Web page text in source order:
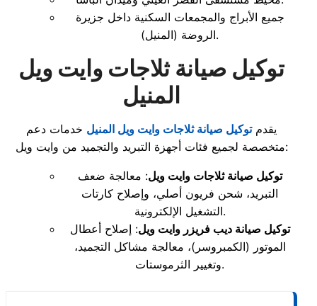
جميع الأبراج والمجمعات السكنية داخل جزيرة
الروضة (المنيل).
توكيل صيانة ثلاجات وايت ويل
المنيل
يقدمتوكيل صيانة ثلاجات وايت ويل المنيل خدمات دعم
متخصصة لجميع فئات أجهزة التبريد والتجميد من وايت ويل:
توكيل صيانة ثلاجات وايت ويل: معالجة ضعف
التبريد، شحن فريون أصلي، وإصلاح كارتات
التشغيل الإلكترونية.
توكيل صيانة ديب فريزر وايت ويل: إصلاح أعطال
الموتور (الكمبروسر)، معالجة مشاكل التجميد،
وتغيير الثرموستات.